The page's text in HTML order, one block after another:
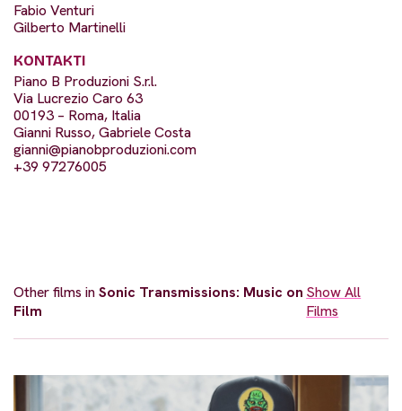
Fabio Venturi
Gilberto Martinelli
KONTAKTI
Piano B Produzioni S.r.l.
Via Lucrezio Caro 63
00193 – Roma, Italia
Gianni Russo, Gabriele Costa
gianni@pianobproduzioni.com
+39 97276005
Other films inSonic Transmissions: Music on
Film
Show All
Films